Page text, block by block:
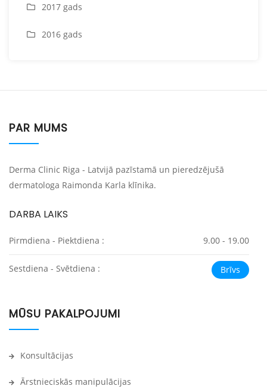
2017 gads
2016 gads
PAR MUMS
Derma Clinic Riga - Latvijā pazīstamā un pieredzējušā
dermatologa Raimonda Karla klīnika.
DARBA LAIKS
Pirmdiena - Piektdiena : 9.00 - 19.00
Sestdiena - Svētdiena : Brīvs
MŪSU PAKALPOJUMI
Konsultācijas
Ārstnieciskās manipulācijas